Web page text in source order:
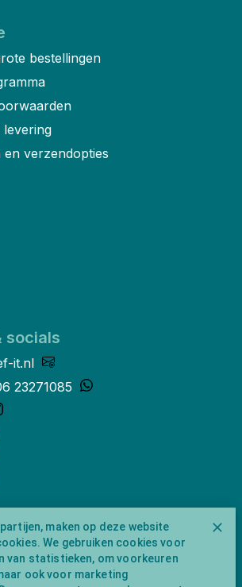
maken op deze website
We gebruiken cookies voor
van statistieken, om voorkeuren
ook voor marketing
bestellingen
levering
en verzendopties
socials
it.nl
23271085
een handelsnaam van
B.V. geregisteerd onder KVK